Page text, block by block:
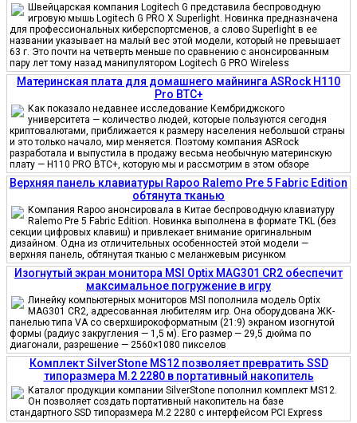
Швейцарская компания Logitech G представила беспроводную
игровую мышь Logitech G PRO X Superlight. Новинка предназначена
для профессиональных киберспортсменов, а слово Superlight в ее
названии указывает на малый вес этой модели, который не превышает
63 г. Это почти на четверть меньше по сравнению с анонсированным
пару лет тому назад манипулятором Logitech G PRO Wireless
Материнская плата для домашнего майнинга ASRock H110
Pro BTC+
Как показало недавнее исследование Кембриджского
университета — количество людей, которые пользуются сегодня
криптовалютами, приближается к размеру населения небольшой страны
и это только начало, мир меняется. Поэтому компания ASRock
разработала и выпустила в продажу весьма необычную материнскую
плату — H110 PRO BTC+, которую мы и рассмотрим в этом обзоре
Верхняя панель клавиатуры Rapoo Ralemo Pre 5 Fabric Edition
обтянута тканью
Компания Rapoo анонсировала в Китае беспроводную клавиатуру
Ralemo Pre 5 Fabric Edition. Новинка выполнена в формате TKL (без
секции цифровых клавиш) и привлекает внимание оригинальным
дизайном. Одна из отличительных особенностей этой модели —
верхняя панель, обтянутая тканью с меланжевым рисунком
Изогнутый экран монитора MSI Optix MAG301 CR2 обеспечит
максимальное погружение в игру
Линейку компьютерных мониторов MSI пополнила модель Optix
MAG301 CR2, адресованная любителям игр. Она оборудована ЖК-
панелью типа VA со сверхширокоформатным (21:9) экраном изогнутой
формы (радиус закругления — 1,5 м). Его размер — 29,5 дюйма по
диагонали, разрешение — 2560×1080 пикселов
Комплект SilverStone MS12 позволяет превратить SSD
типоразмера M.2 2280 в портативный накопитель
Каталог продукции компании SilverStone пополнил комплект MS12.
Он позволяет создать портативный накопитель на базе
стандартного SSD типоразмера M.2 2280 с интерфейсом PCI Express